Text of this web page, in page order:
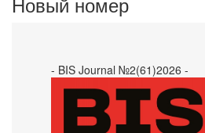
- BIS Journal №2(61)2026 -